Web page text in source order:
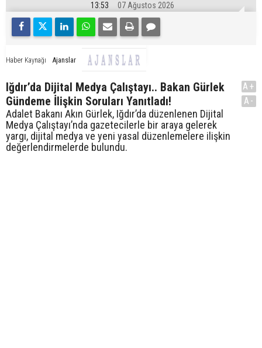
13:53 07 Ağustos 2026
Haber Kaynağı Ajanslar
Iğdır’da Dijital Medya Çalıştayı.. Bakan Gürlek
Gündeme İlişkin Soruları Yanıtladı!
Adalet Bakanı Akın Gürlek, Iğdır’da düzenlenen Dijital
Medya Çalıştayı’nda gazetecilerle bir araya gelerek
yargı, dijital medya ve yeni yasal düzenlemelere ilişkin
değerlendirmelerde bulundu.
A+
A-